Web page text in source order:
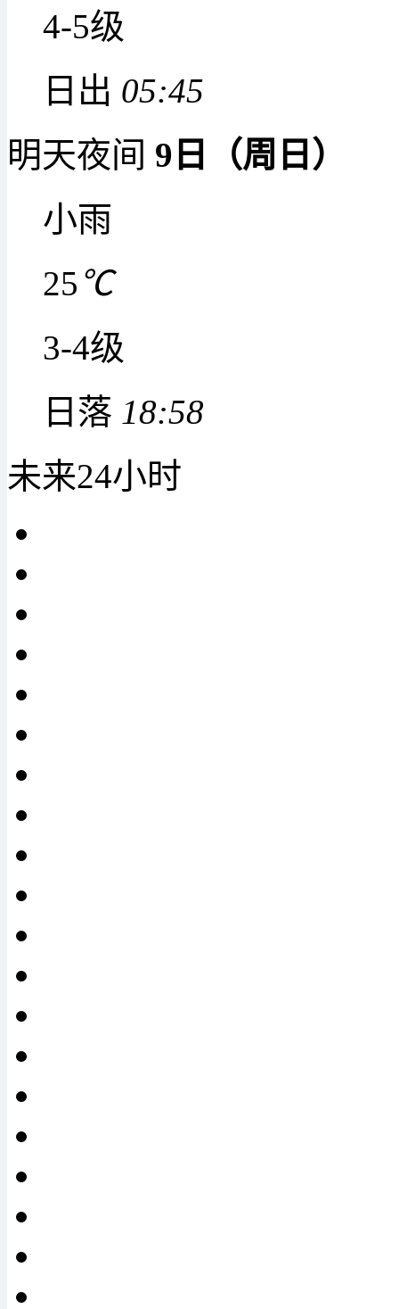
4-5级
日出 05:45
明天夜间 9日（周日）
小雨
25 ℃
3-4级
日落 18:58
未来24小时